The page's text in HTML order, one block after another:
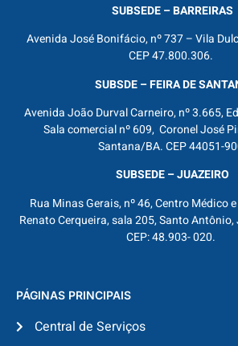
SUBSEDE – BARREIRAS
Avenida José Bonifácio, nº 737 – Vila
CEP 47.800.306.
SUBSDE – FEIRA DE
Avenida João Durval Carneiro, nº 3.665,
Sala comercial nº 609, Coronel José
Santana/BA. CEP 44051-
SUBSEDE – JUAZEIRO
Rua Minas Gerais, nº 46, Centro Médico
Renato Cerqueira, sala 205, Santo
CEP: 48.903- 020.
PÁGINAS PRINCIPAIS
Central de Serviços